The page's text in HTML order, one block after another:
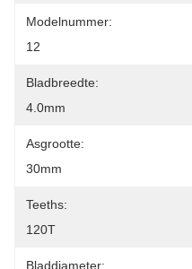
Modelnummer:
12
Bladbreedte:
4.0mm
Asgrootte:
30mm
Teeths:
120T
Bladdiameter: